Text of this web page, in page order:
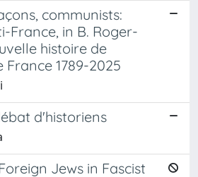
communists:
France, in B. Roger-
histoire de
France 1789-2025
d'historiens
Jews in Fascist